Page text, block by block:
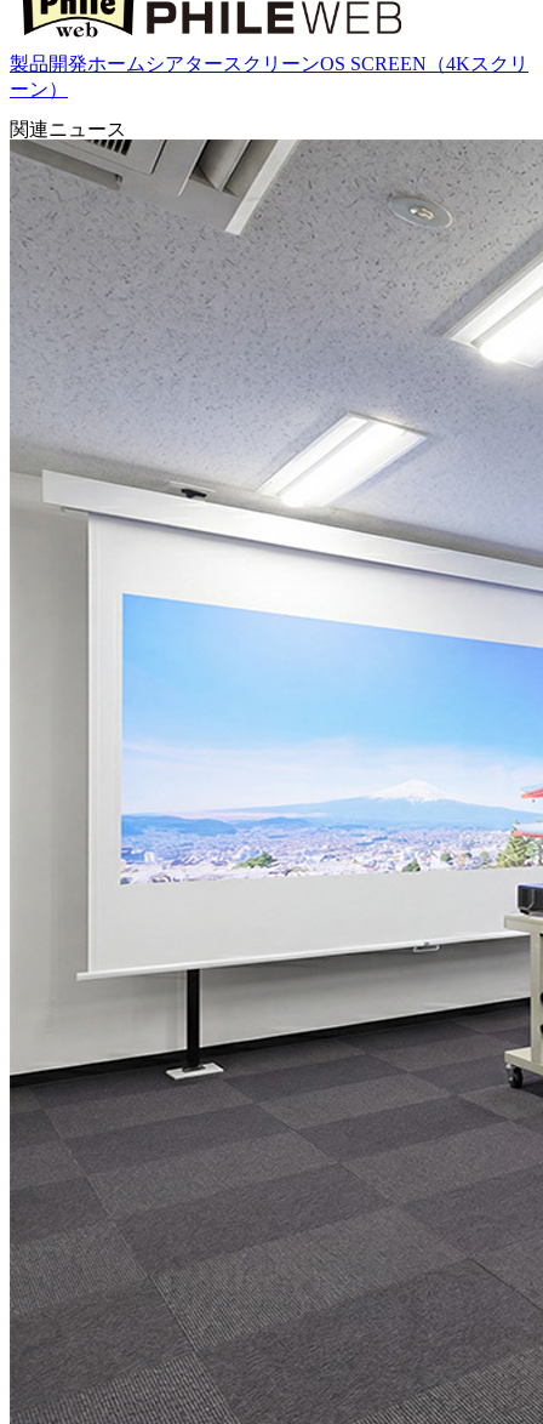
製品開発ホームシアタースクリーンOS SCREEN（4Kスクリ
ーン）
関連ニュース